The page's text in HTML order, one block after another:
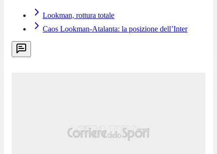
Lookman, rottura totale
Caos Lookman-Atalanta: la posizione dell’Inter